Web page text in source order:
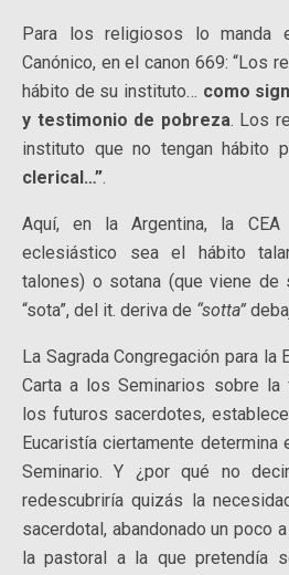
Para los religiosos lo manda
Canónico, en el canon 669: “Los
hábito de su instituto… como
y testimonio de pobreza. Los
instituto que no tengan hábito
clerical…”.
Aquí, en la Argentina, la
eclesiástico sea el hábito
talones) o sotana (que viene de
“sota”, del it. deriva de “sotta”
La Sagrada Congregación para la
Carta a los Seminarios sobre la
los futuros sacerdotes,
Eucaristía ciertamente
Seminario. Y ¿por qué no
redescubriría quizás la
sacerdotal, abandonado un poco
la pastoral a la que pretendía